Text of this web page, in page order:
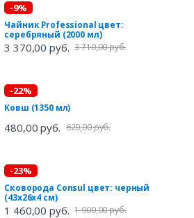
-9%
Чайник Professional цвет:
серебряный (2000 мл)
3 370,00 руб. 3 710,00 руб.
-22%
Ковш (1350 мл)
480,00 руб. 620,00 руб.
-23%
Сковорода Consul цвет: черный
(43х26х4 см)
1 460,00 руб. 1 900,00 руб.